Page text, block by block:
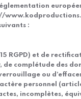
:
RGPD) et de
de complétude des
ou
personnel (article
incomplètes,